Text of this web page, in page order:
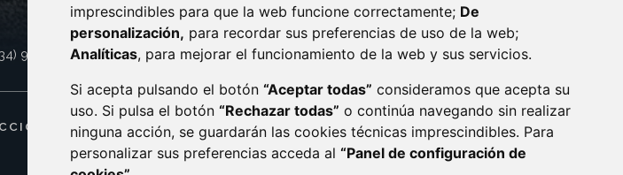
imprescindibles para que la web funcione correctamente; De
personalización, para recordar sus preferencias de uso de la web;
Analíticas, para mejorar el funcionamiento de la web y sus servicios.
Si acepta pulsando el botón “Aceptar todas” consideramos que acepta su
uso. Si pulsa el botón “Rechazar todas” o continúa navegando sin realizar
ninguna acción, se guardarán las cookies técnicas imprescindibles. Para
personalizar sus preferencias acceda al “Panel de configuración de
974 400 700 ·sac@monzon.es monzon.es
DE DATOS POLÍTICA DE COOKIES
ACCESIBILIDAD